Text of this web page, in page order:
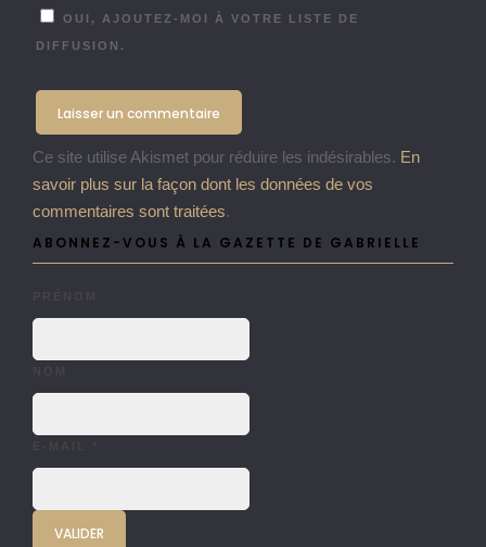
OUI, AJOUTEZ-MOI À VOTRE LISTE DE
DIFFUSION.
Ce site utilise Akismet pour réduire les indésirables. En
savoir plus sur la façon dont les données de vos
commentaires sont traitées.
ABONNEZ-VOUS À LA GAZETTE DE GABRIELLE